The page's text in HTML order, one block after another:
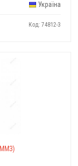
Україна
Код: 74812-3
ММЗ)